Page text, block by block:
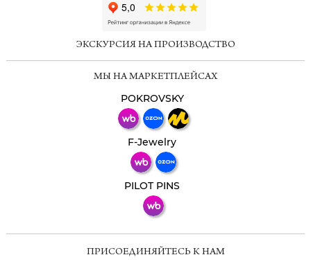
ЭКСКУРСИЯ НА ПРОИЗВОДСТВО
МЫ НА МАРКЕТПЛЕЙСАХ
POKROVSKY
F-Jewelry
PILOT PINS
ПРИСОЕДИНЯЙТЕСЬ К НАМ